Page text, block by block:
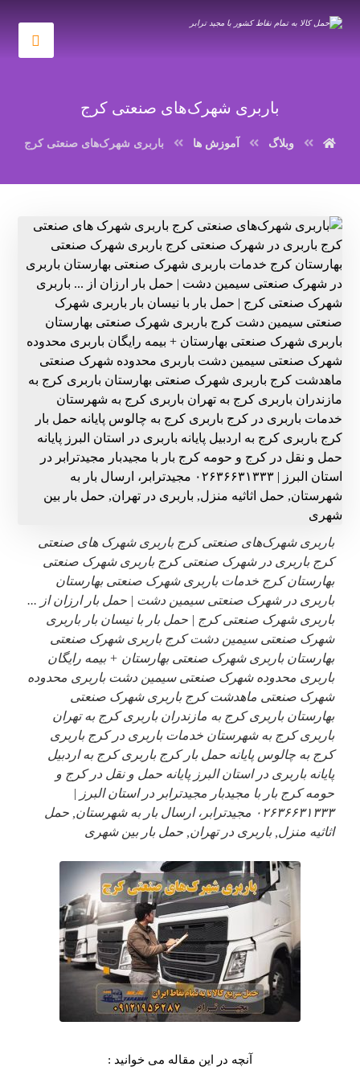
باربری شهرک‌های صنعتی کرج
وبلاگ آموزش ها باربری شهرک‌های صنعتی کرج
باربری شهرک‌های صنعتی کرج باربری شهرک های صنعتی
کرج باربری در شهرک صنعتی کرج باربری شهرک صنعتی
بهارستان کرج خدمات باربری شهرک صنعتی بهارستان
باربری در شهرک صنعتی سیمین دشت | حمل بار ارزان از ...
باربری شهرک صنعتی کرج | حمل بار با نیسان بار باربری
شهرک صنعتی سیمین دشت کرج باربری شهرک صنعتی
بهارستان باربری شهرک صنعتی بهارستان + بیمه رایگان
باربری محدوده شهرک صنعتی سیمین دشت باربری محدوده
شهرک صنعتی ماهدشت کرج باربری شهرک صنعتی
بهارستان باربری کرج به مازندران باربری کرج به تهران
باربری کرج به شهرستان خدمات باربری در کرج باربری
کرج به چالوس پایانه حمل بار کرج باربری کرج به اردبیل
پایانه باربری در استان البرز پایانه حمل و نقل در کرج و
حومه کرج بار با مجیدبار مجیدترابر در استان البرز |
۰۲۶۳۶۶۳۱۳۳۳ مجیدترابر، ارسال بار به شهرستان, حمل
اثاثیه منزل, باربری در تهران, حمل بار بین شهری
آنچه در این مقاله می خوانید :